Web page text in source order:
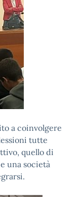
a coinvolgere
tutte
quello di
una società